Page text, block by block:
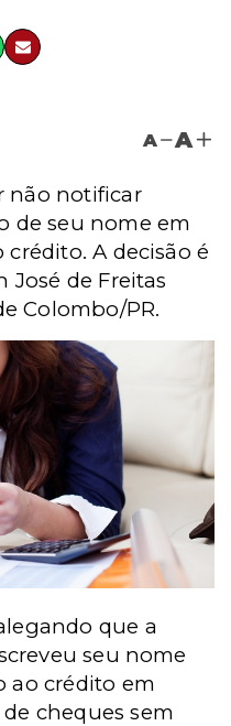
A A
não notificar
de seu nome em
A decisão é
de Freitas
Colombo/PR.
que a
seu nome
ao crédito em
cheques sem